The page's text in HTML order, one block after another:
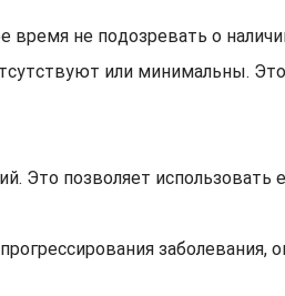
не подозревать о
или минимальны.
Это позволяет использовать
заболевания,